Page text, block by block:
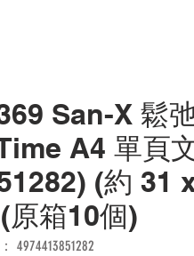
San-X 鬆
A4 單頁
(約 31
原箱10個)
4974413851282